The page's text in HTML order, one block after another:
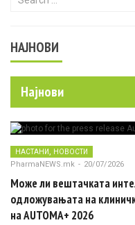
НАЈНОВИ
Најнови
НАСТАНИ, НОВОСТИ
PharmaNEWS.mk - 20/07/2026
Може ли вештачката
одложувањата на
на AUTOMA+ 2026